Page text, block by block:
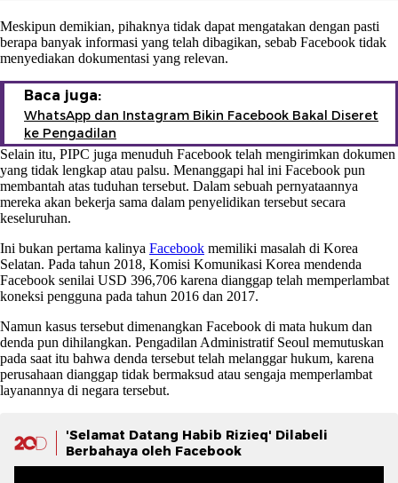
Meskipun demikian, pihaknya tidak dapat mengatakan dengan pasti
berapa banyak informasi yang telah dibagikan, sebab Facebook tidak
menyediakan dokumentasi yang relevan.
Baca juga:
WhatsApp dan Instagram Bikin Facebook Bakal Diseret
ke Pengadilan
Selain itu, PIPC juga menuduh Facebook telah mengirimkan dokumen
yang tidak lengkap atau palsu. Menanggapi hal ini Facebook pun
membantah atas tuduhan tersebut. Dalam sebuah pernyataannya
mereka akan bekerja sama dalam penyelidikan tersebut secara
keseluruhan.
Ini bukan pertama kalinya Facebook memiliki masalah di Korea
Selatan. Pada tahun 2018, Komisi Komunikasi Korea mendenda
Facebook senilai USD 396,706 karena dianggap telah memperlambat
koneksi pengguna pada tahun 2016 dan 2017.
Namun kasus tersebut dimenangkan Facebook di mata hukum dan
denda pun dihilangkan. Pengadilan Administratif Seoul memutuskan
pada saat itu bahwa denda tersebut telah melanggar hukum, karena
perusahaan dianggap tidak bermaksud atau sengaja memperlambat
layanannya di negara tersebut.
'Selamat Datang Habib Rizieq' Dilabeli
Berbahaya oleh Facebook